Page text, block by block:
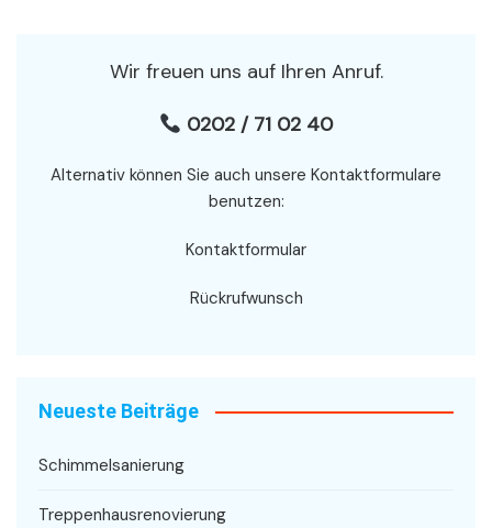
Wir freuen uns auf Ihren Anruf.
0202 / 71 02 40
Alternativ können Sie auch unsere Kontaktformulare
benutzen:
Kontaktformular
Rückrufwunsch
Neueste Beiträge
Schimmelsanierung
Treppenhausrenovierung